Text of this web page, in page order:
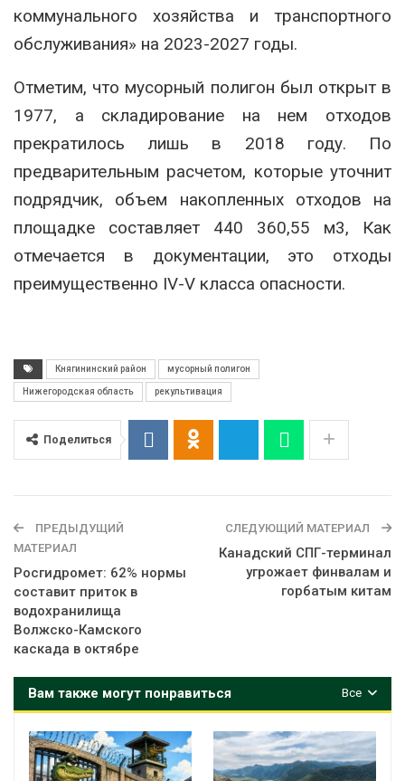
коммунального хозяйства и транспортного
обслуживания» на 2023-2027 годы.
Отметим, что мусорный полигон был открыт в
1977, а складирование на нем отходов
прекратилось лишь в 2018 году. По
предварительным расчетом, которые уточнит
подрядчик, объем накопленных отходов на
площадке составляет 440 360,55 м3, Как
отмечается в документации, это отходы
преимущественно IV-V класса опасности.
Княгининский район мусорный полигон
Нижегородская область рекультивация
Поделиться
ПРЕДЫДУЩИЙ
МАТЕРИАЛ
Росгидромет: 62% нормы
составит приток в
водохранилища
Волжско-Камского
каскада в октябре
СЛЕДУЮЩИЙ МАТЕРИАЛ
Канадский СПГ-терминал
угрожает финвалам и
горбатым китам
Все
Вам также могут понравиться